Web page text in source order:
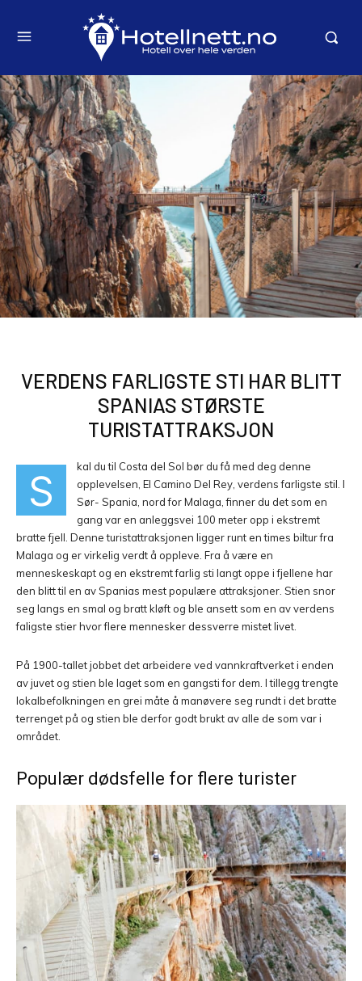
VERDENS FARLIGSTE STI HAR BLITT
SPANIAS STØRSTE
TURISTATTRAKSJON
S
kal du til Costa del Sol bør du få med deg denne
opplevelsen, El Camino Del Rey, verdens farligste stil. I
Sør- Spania, nord for Malaga, finner du det som en
gang var en anleggsvei 100 meter opp i ekstremt
bratte fjell. Denne turistattraksjonen ligger runt en times biltur fra
Malaga og er virkelig verdt å oppleve. Fra å være en
menneskeskapt og en ekstremt farlig sti langt oppe i fjellene har
den blitt til en av Spanias mest populære attraksjoner. Stien snor
seg langs en smal og bratt kløft og ble ansett som en av verdens
faligste stier hvor flere mennesker dessverre mistet livet.
På 1900-tallet jobbet det arbeidere ved vannkraftverket i enden
av juvet og stien ble laget som en gangsti for dem. I tillegg trengte
lokalbefolkningen en grei måte å manøvere seg rundt i det bratte
terrenget på og stien ble derfor godt brukt av alle de som var i
området.
Populær dødsfelle for flere turister